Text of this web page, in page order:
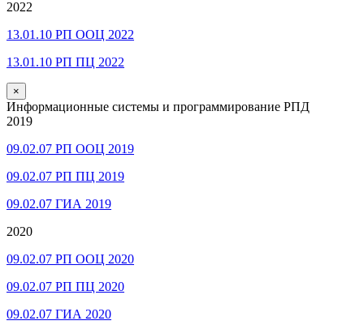
2022
13.01.10 РП ООЦ 2022
13.01.10 РП ПЦ 2022
×
Информационные системы и программирование РПД
2019
09.02.07 РП ООЦ 2019
09.02.07 РП ПЦ 2019
09.02.07 ГИА 2019
2020
09.02.07 РП ООЦ 2020
09.02.07 РП ПЦ 2020
09.02.07 ГИА 2020